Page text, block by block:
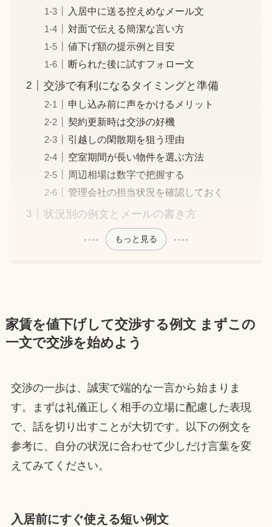
入居中に送る控えめなメール文
対面で伝える簡潔な言い方
値下げ額の提示例と目安
断られた後に試すフォロー文
交渉で有利になるタイミングと準備
申し込み前に声をかけるメリット
契約更新時は交渉の好機
引越しの閑散期を狙う理由
空室期間が長い物件を選ぶ方法
周辺相場は数字で把握する
管理会社の担当状況を確認しておく
状況別の例文とメールの書き方
もっと見る
家賃を値下げして交渉する例文 まずこの
一文で交渉を始めよう
交渉の一歩は、誠実で端的な一言から始まりま
す。まずは礼儀正しく相手の立場に配慮した表現
で、話を切り出すことが大切です。以下の例文を
参考に、自分の状況に合わせて少しだけ言葉を変
えてみてください。
入居前にすぐ使える短い例文